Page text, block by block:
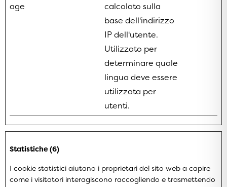
age
calcolato sulla
base dell'indirizzo
IP dell'utente.
Utilizzato per
determinare quale
lingua deve essere
utilizzata per
utenti.
Statistiche (6)
I cookie statistici aiutano i proprietari del sito web a capire
come i visitatori interagiscono raccogliendo e trasmettendo